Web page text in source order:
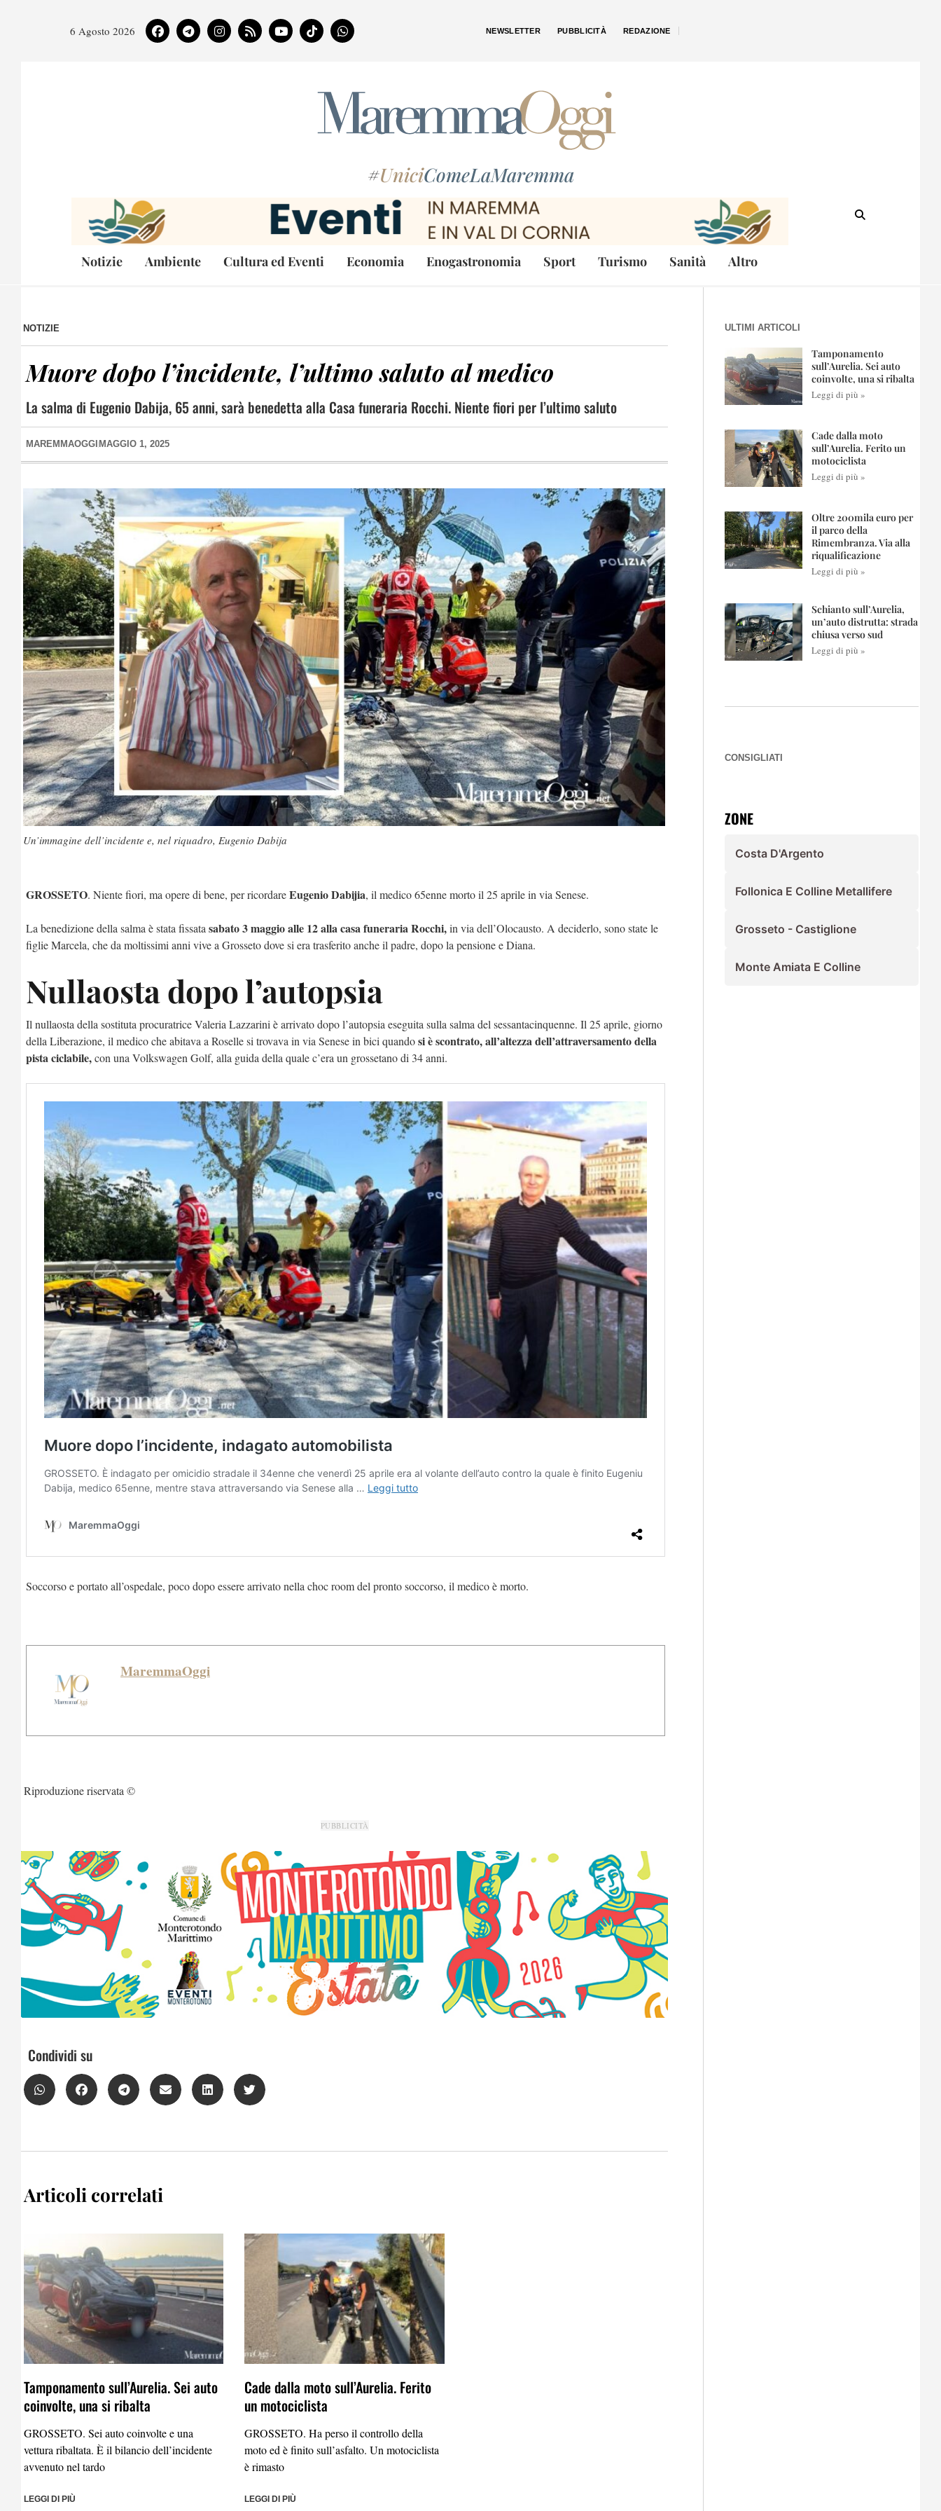
6 Agosto 2026 NEWSLETTER PUBBLICITÀ REDAZIONE
#UniciComeLaMaremma
Notizie Ambiente Cultura ed Eventi Economia Enogastronomia Sport Turismo Sanità Altro
NOTIZIE
Muore dopo l’incidente, l’ultimo saluto al medico
La salma di Eugenio Dabija, 65 anni, sarà benedetta alla Casa funeraria Rocchi. Niente fiori per l’ultimo saluto
MAREMMAOGGI MAGGIO 1, 2025
Un’immagine dell’incidente e, nel riquadro, Eugenio Dabija
GROSSETO. Niente fiori, ma opere di bene, per ricordareEugenio Dabijia, il medico 65enne morto il 25 aprile in via Senese.
La benedizione della salma è stata fissata sabato 3 maggio alle 12 alla casa funeraria Rocchi,in via dell’Olocausto. A deciderlo, sono state le
figlie Marcela, che da moltissimi anni vive a Grosseto dove si era trasferito anche il padre, dopo la pensione e Diana.
Nullaosta dopo l’autopsia
Il nullaosta della sostituta procuratrice Valeria Lazzarini è arrivato dopo l’autopsia eseguita sulla salma del sessantacinquenne. Il 25 aprile, giorno
della Liberazione, il medico che abitava a Roselle si trovava in via Senese in bici quandosi è scontrato, all’altezza dell’attraversamento della
pista ciclabile,con una Volkswagen Golf, alla guida della quale c’era un grossetano di 34 anni.
Soccorso e portato all’ospedale, poco dopo essere arrivato nella choc room del pronto soccorso, il medico è morto.
MaremmaOggi
Riproduzione riservata ©
PUBBLICITÀ
Condividi su
Articoli correlati
Tamponamento sull’Aurelia. Sei auto
coinvolte, una si ribalta
GROSSETO. Sei auto coinvolte e una
vettura ribaltata. È il bilancio dell’incidente
avvenuto nel tardo
LEGGI DI PIÙ
Cade dalla moto sull’Aurelia. Ferito
un motociclista
GROSSETO. Ha perso il controllo della
moto ed è finito sull’asfalto. Un motociclista
è rimasto
LEGGI DI PIÙ
ULTIMI ARTICOLI
Tamponamento
sull’Aurelia. Sei auto
coinvolte, una si ribalta
Leggi di più »
Cade dalla moto
sull’Aurelia. Ferito un
motociclista
Leggi di più »
Oltre 200mila euro per
il parco della
Rimembranza. Via alla
riqualificazione
Leggi di più »
Schianto sull’Aurelia,
un’auto distrutta: strada
chiusa verso sud
Leggi di più »
CONSIGLIATI
ZONE
Costa D'Argento
Follonica E Colline Metallifere
Grosseto - Castiglione
Monte Amiata E Colline